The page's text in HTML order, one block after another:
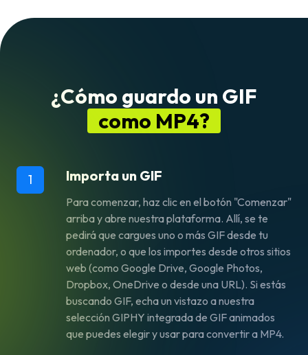
¿Cómo guardo un GIF
como MP4?
1 Importa un GIF
Para comenzar, haz clic en el botón "Comenzar"
arriba y abre nuestra plataforma. Allí, se te
pedirá que cargues uno o más GIF desde tu
ordenador, o que los importes desde otros sitios
web (como Google Drive, Google Photos,
Dropbox, OneDrive o desde una URL). Si estás
buscando GIF, echa un vistazo a nuestra
selección GIPHY integrada de GIF animados
que puedes elegir y usar para convertir a MP4.